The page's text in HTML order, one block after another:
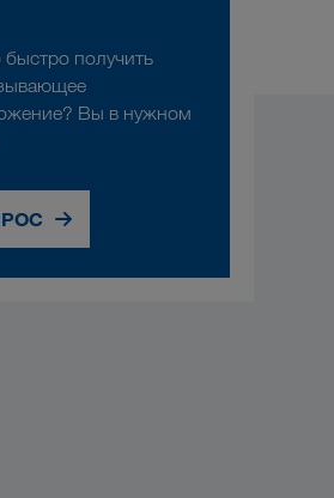
получить
Вы в нужном